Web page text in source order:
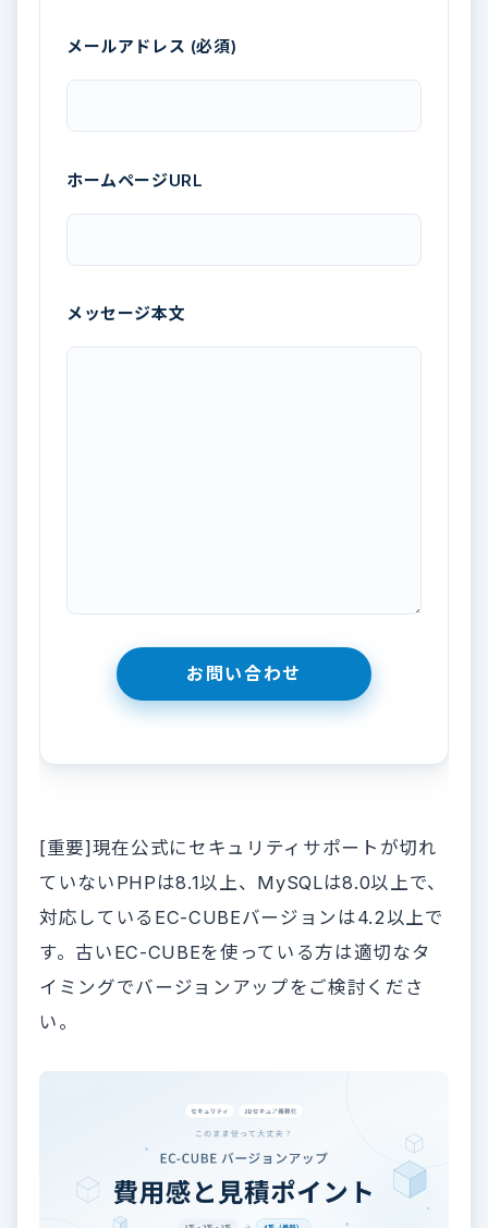
メールアドレス (必須)
ホームページURL
メッセージ本文
[重要]現在公式にセキュリティサポートが切れ
ていないPHPは8.1以上、MySQLは8.0以上で、
対応しているEC-CUBEバージョンは4.2以上で
す。古いEC-CUBEを使っている方は適切なタ
イミングでバージョンアップをご検討くださ
い。